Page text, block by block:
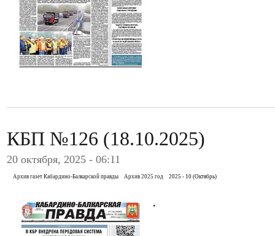
КБП №126 (18.10.2025)
20 октября, 2025 - 06:11
Архив газет Кабардино-Балкарской правды Архив 2025 год 2025 - 10 (Октябрь)
.